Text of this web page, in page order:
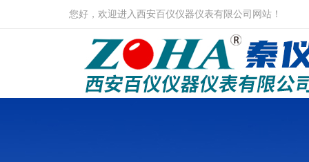
您好，欢迎进入西安百仪仪器仪表有限公司网站！